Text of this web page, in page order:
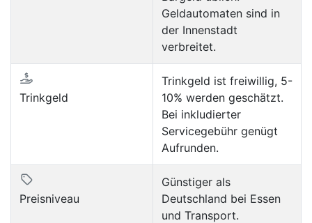
Geldautomaten sind in
der Innenstadt
verbreitet.
Trinkgeld
Trinkgeld ist freiwillig, 5-
10% werden geschätzt.
Bei inkludierter
Servicegebühr genügt
Aufrunden.
Preisniveau
Günstiger als
Deutschland bei Essen
und Transport.